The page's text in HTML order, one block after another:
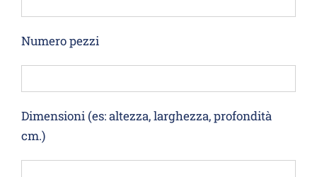
Numero pezzi
Dimensioni (es: altezza, larghezza, profondità
cm.)